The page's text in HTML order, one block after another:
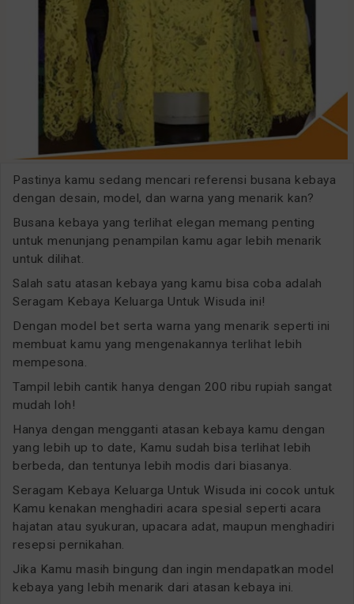
Pastinya kamu sedang mencari referensi busana kebaya
dengan desain, model, dan warna yang menarik kan?
Busana kebaya yang terlihat elegan memang penting
untuk menunjang penampilan kamu agar lebih menarik
untuk dilihat.
Salah satu atasan kebaya yang kamu bisa coba adalah
Seragam Kebaya Keluarga Untuk Wisuda ini!
Dengan model bet serta warna yang menarik seperti ini
membuat kamu yang mengenakannya terlihat lebih
mempesona.
Tampil lebih cantik hanya dengan 200 ribu rupiah sangat
mudah loh!
Hanya dengan mengganti atasan kebaya kamu dengan
yang lebih up to date, Kamu sudah bisa terlihat lebih
berbeda, dan tentunya lebih modis dari biasanya.
Seragam Kebaya Keluarga Untuk Wisuda ini cocok untuk
Kamu kenakan menghadiri acara spesial seperti acara
hajatan atau syukuran, upacara adat, maupun menghadiri
resepsi pernikahan.
Jika Kamu masih bingung dan ingin mendapatkan model
kebaya yang lebih menarik dari atasan kebaya ini.